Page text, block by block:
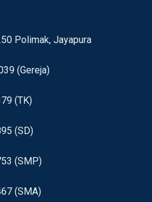
Polimak, Jayapura
(Gereja)
(TK)
(SD)
(SMP)
(SMA)